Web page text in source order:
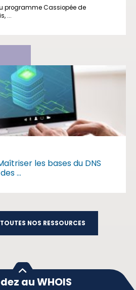
programme Cassiopée de
...
les bases du DNS
...
NOS RESSOURCES
au WHOIS